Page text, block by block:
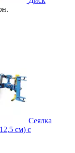
Сеялка
см) с